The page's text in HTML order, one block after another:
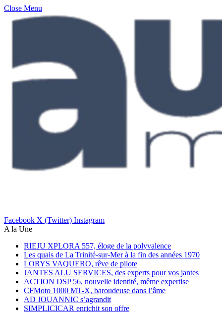
Close Menu
Facebook X (Twitter) Instagram
A la Une
RIEJU XPLORA 557, éloge de la polyvalence
Les quais de La Trinité-sur-Mer à la fin des années 1970
LORYS VAQUERO, rêve de pilote
JANTES ALU SERVICES, des experts pour vos jantes
ACTION DSP 56, nouvelle identité, même expertise
CFMoto 1000 MT-X, baroudeuse dans l’âme
AD JOUANNIC s’agrandit
SIMPLICICAR enrichit son offre